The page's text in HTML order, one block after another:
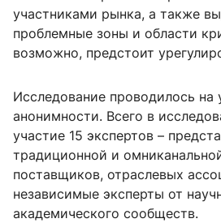
участниками рынка, а также
проблемные зоны и области
возможно, предстоит
Исследование проводилось на
анонимности. Всего в
участие 15 экспертов –
традиционной и
поставщиков, отраслевых
независимые эксперты от
академического сообществ.